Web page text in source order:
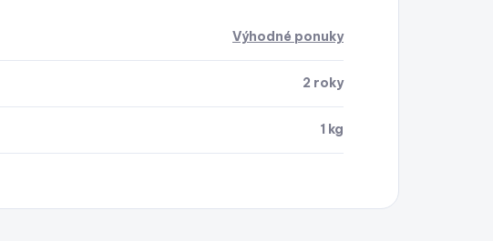
Výhodné ponuky
2 roky
1 kg